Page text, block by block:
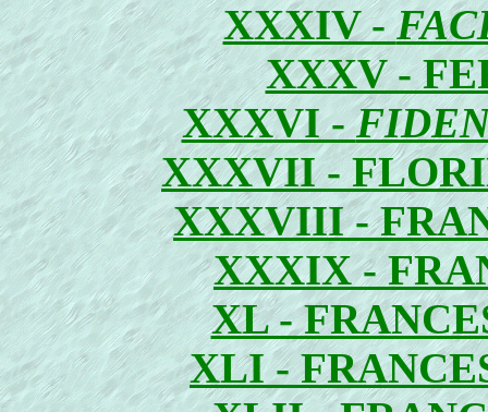
XXXIV -
XXXV -
XXXVI -
XXXVII -
XXXVIII -
XXXIX -
XL -
XLI -